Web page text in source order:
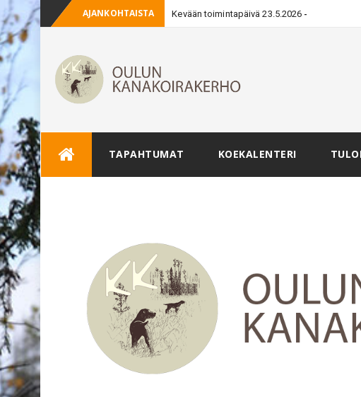
AJANKOHTAISTA Kevään toimintapäivä 23.5.2026
TAPAHTUMAT KOEKALENTERI